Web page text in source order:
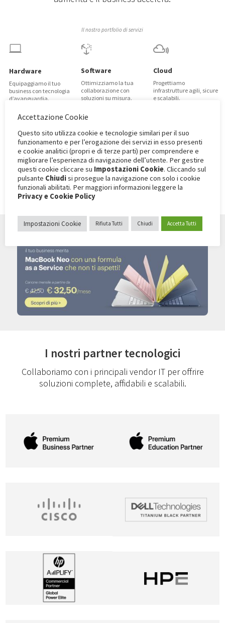
Il nostro portfolio di servizi

Hardware
Equipaggiamo il tuo
business con tecnologia
d’avanguardia.

Security
Proteggiamo la tua
azienda da ogni
minaccia.

Software
Ottimizziamo la tua
collaborazione con
soluzioni su misura.

Managed services
Gestiamo il tuo IT, tu
pensa al business.

Cloud
Progettiamo
infrastrutture agili, sicure
e scalabili.

Circular IT
Rendiamo la tua
digitalizzazione
sostenibile e circolare.
Scopri le nostre offerte
I nostri partner tecnologici
Collaboriamo con i principali vendor IT per offrire
soluzioni complete, affidabili e scalabili.
Accettazione Cookie
Questo sito utilizza cookie e tecnologie similari per il suo
funzionamento e per l’erogazione dei servizi in esso presenti
e cookie analitici (propri e di terze parti) per comprendere e
migliorare l’esperienza di navigazione dell’utente. Per gestire
questi cookie cliccare su Impostazioni Cookie. Cliccando sul
pulsante Chiudisi prosegue la navigazione con solo i cookie
funzionali abilitati. Per maggiori informazioni leggere la
Privacy e Cookie Policy
Impostazioni Cookie Rifiuta Tutti Chiudi Accetta Tutti